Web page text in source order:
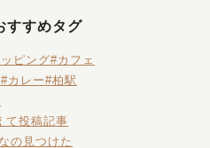
すすめタグ
ピング#カフェ
#カレー#柏駅
て投稿記事
の見つけた